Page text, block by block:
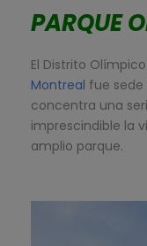
PARQUE
El Distrito
Montreal fue sede
concentra una
imprescindible la
amplio parque.